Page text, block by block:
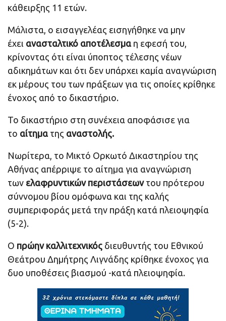
κάθειρξης 11 ετών.
Μάλιστα, ο εισαγγελέας εισηγήθηκε να μην
έχει ανασταλτικό αποτέλεσμαη εφεσή του,
κρίνοντας ότι είναι ύποπτος τέλεσης νέων
αδικημάτων και ότι δεν υπάρχει καμία αναγνώριση
εκ μέρους του των πράξεων για τις οποίες κρίθηκε
ένοχος από το δικαστήριο.
Το δικαστήριο στη συνέχεια αποφάσισε για
το αίτηματης αναστολής.
Νωρίτερα, το Μικτό Ορκωτό Δικαστηρίου της
Αθήνας απέρριψε το αίτημα για αναγνώριση
των ελαφρυντικών περιστάσεωντου πρότερου
σύννομου βίου ομόφωνα και της καλής
συμπεριφοράς μετά την πράξη κατά πλειοψηφία
(5-2).
Ο πρώην καλλιτεχνικός διευθυντής του Εθνικού
Θεάτρου Δημήτρης Λιγνάδης κρίθηκε ένοχος για
δυο υποθέσεις βιασμού -κατά πλειοψηφία.